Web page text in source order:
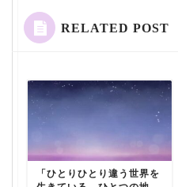
RELATED POST
「ひとりひとり違う世界を